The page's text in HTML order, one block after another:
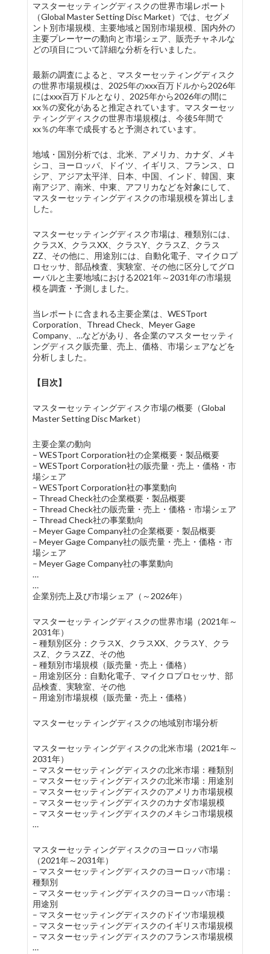
マスターセッティングディスクの世界市場レポート
（Global Master Setting Disc Market）では、セグメ
ント別市場規模、主要地域と国別市場規模、国内外の
主要プレーヤーの動向と市場シェア、販売チャネルな
どの項目について詳細な分析を行いました。
最新の調査によると、マスターセッティングディスク
の世界市場規模は、2025年のxxx百万ドルから2026年
にはxxx百万ドルとなり、2025年から2026年の間に
xx％の変化があると推定されています。マスターセッ
ティングディスクの世界市場規模は、今後5年間で
xx％の年率で成長すると予測されています。
地域・国別分析では、北米、アメリカ、カナダ、メキ
シコ、ヨーロッパ、ドイツ、イギリス、フランス、ロ
シア、アジア太平洋、日本、中国、インド、韓国、東
南アジア、南米、中東、アフリカなどを対象にして、
マスターセッティングディスクの市場規模を算出しま
した。
マスターセッティングディスク市場は、種類別には、
クラスX、クラスXX、クラスY、クラスZ、クラス
ZZ、その他に、用途別には、自動化電子、マイクロプ
ロセッサ、部品検査、実験室、その他に区分してグロ
ーバルと主要地域における2021年～2031年の市場規
模を調査・予測しました。
当レポートに含まれる主要企業は、WESTport
Corporation、Thread Check、Meyer Gage
Company、…などがあり、各企業のマスターセッティ
ングディスク販売量、売上、価格、市場シェアなどを
分析しました。
【目次】
マスターセッティングディスク市場の概要（Global
Master Setting Disc Market）
主要企業の動向
– WESTport Corporation社の企業概要・製品概要
– WESTport Corporation社の販売量・売上・価格・市
場シェア
– WESTport Corporation社の事業動向
– Thread Check社の企業概要・製品概要
– Thread Check社の販売量・売上・価格・市場シェア
– Thread Check社の事業動向
– Meyer Gage Company社の企業概要・製品概要
– Meyer Gage Company社の販売量・売上・価格・市
場シェア
– Meyer Gage Company社の事業動向
…
…
企業別売上及び市場シェア（～2026年）
マスターセッティングディスクの世界市場（2021年～
2031年）
– 種類別区分：クラスX、クラスXX、クラスY、クラ
スZ、クラスZZ、その他
– 種類別市場規模（販売量・売上・価格）
– 用途別区分：自動化電子、マイクロプロセッサ、部
品検査、実験室、その他
– 用途別市場規模（販売量・売上・価格）
マスターセッティングディスクの地域別市場分析
マスターセッティングディスクの北米市場（2021年～
2031年）
– マスターセッティングディスクの北米市場：種類別
– マスターセッティングディスクの北米市場：用途別
– マスターセッティングディスクのアメリカ市場規模
– マスターセッティングディスクのカナダ市場規模
– マスターセッティングディスクのメキシコ市場規模
…
マスターセッティングディスクのヨーロッパ市場
（2021年～2031年）
– マスターセッティングディスクのヨーロッパ市場：
種類別
– マスターセッティングディスクのヨーロッパ市場：
用途別
– マスターセッティングディスクのドイツ市場規模
– マスターセッティングディスクのイギリス市場規模
– マスターセッティングディスクのフランス市場規模
…